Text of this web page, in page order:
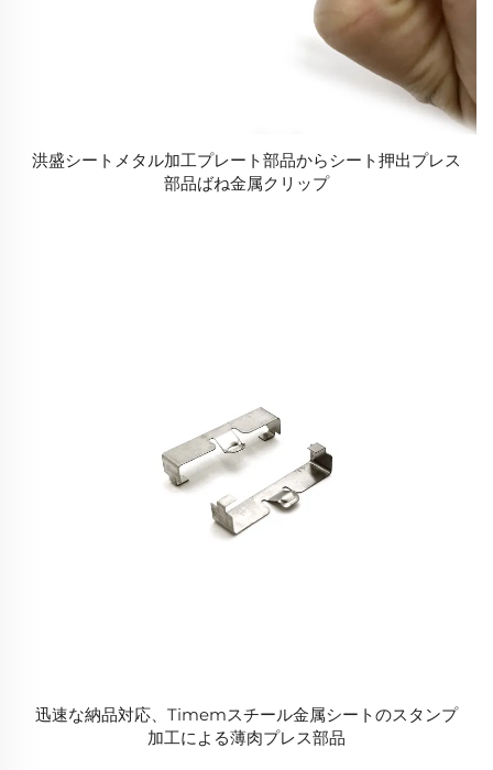
洪盛シートメタル加工プレート部品からシート押出プレス
部品ばね金属クリップ
迅速な納品対応、Timemスチール金属シートのスタンプ
加工による薄肉プレス部品